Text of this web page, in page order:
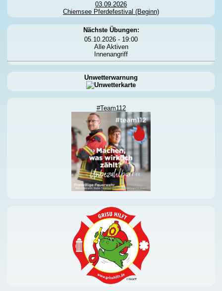
03.09.2026
Chiemsee Pferdefestival (Beginn)
Nächste Übungen:
05.10.2026 - 19:00
Alle Aktiven
Innenangriff
Unwetterwarnung
#Team112